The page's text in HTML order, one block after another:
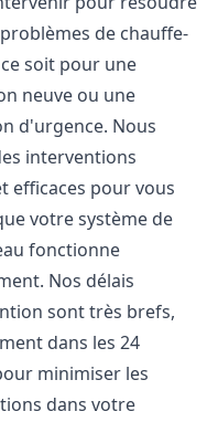
de chauffe-
soit pour une
neuve ou une
d'urgence. Nous
interventions
efficaces pour vous
votre système de
fonctionne
Nos délais
sont très brefs,
dans les 24
minimiser les
dans votre